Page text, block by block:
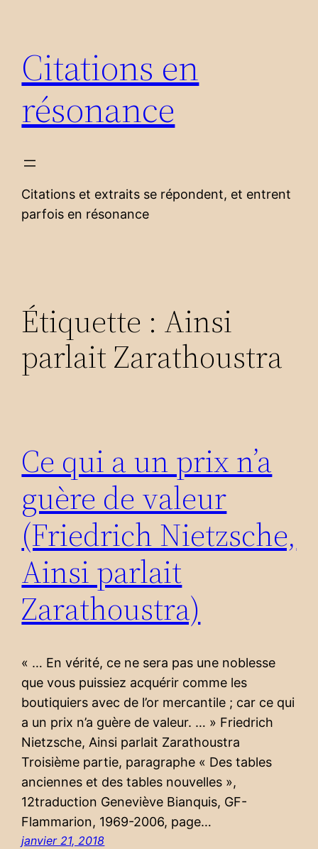
contenu
Citations en
résonance
Citations et extraits se répondent, et entrent
parfois en résonance
Étiquette : Ainsi
parlait Zarathoustra
Ce qui a un prix n’a
guère de valeur
(Friedrich Nietzsche,
Ainsi parlait
Zarathoustra)
« … En vérité, ce ne sera pas une noblesse
que vous puissiez acquérir comme les
boutiquiers avec de l’or mercantile ; car ce qui
a un prix n’a guère de valeur. … » Friedrich
Nietzsche, Ainsi parlait Zarathoustra
Troisième partie, paragraphe « Des tables
anciennes et des tables nouvelles »,
12traduction Geneviève Bianquis, GF-
Flammarion, 1969-2006, page…
janvier 21, 2018